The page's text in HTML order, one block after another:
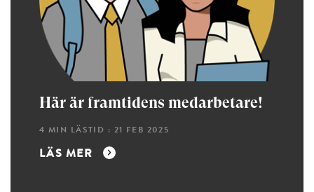
Här är framtidens medarbetare!
4 MIN LÄSTID : 21 FEB 2025
LÄS MER